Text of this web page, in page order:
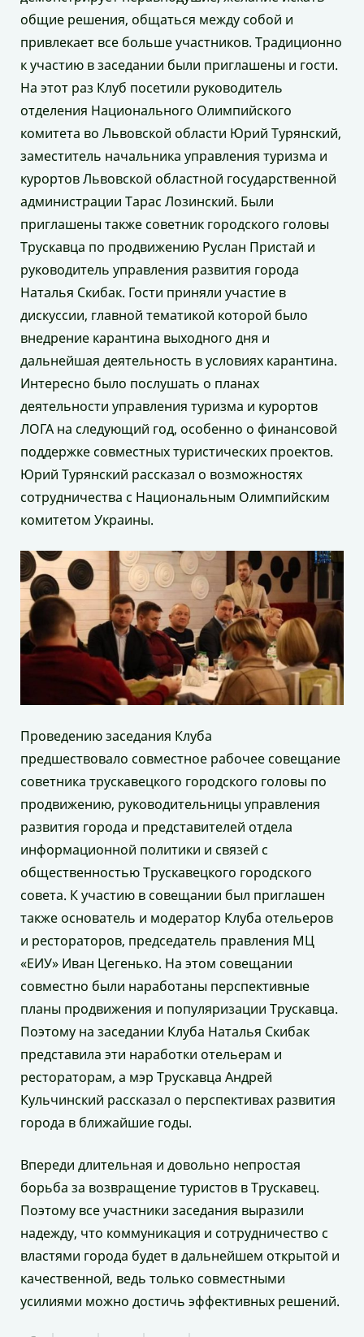
общие решения, общаться между собой и
привлекает все больше участников. Традиционно
к участию в заседании были приглашены и гости.
На этот раз Клуб посетили руководитель
отделения Национального Олимпийского
комитета во Львовской области Юрий Турянский,
заместитель начальника управления туризма и
курортов Львовской областной государственной
администрации Тарас Лозинский. Были
приглашены также советник городского головы
Трускавца по продвижению Руслан Пристай и
руководитель управления развития города
Наталья Скибак. Гости приняли участие в
дискуссии, главной тематикой которой было
внедрение карантина выходного дня и
дальнейшая деятельность в условиях карантина.
Интересно было послушать о планах
деятельности управления туризма и курортов
ЛОГА на следующий год, особенно о финансовой
поддержке совместных туристических проектов.
Юрий Турянский рассказал о возможностях
сотрудничества с Национальным Олимпийским
комитетом Украины.
Проведению заседания Клуба
предшествовало совместное рабочее совещание
советника трускавецкого городского головы по
продвижению, руководительницы управления
развития города и представителей отдела
информационной политики и связей с
общественностью Трускавецкого городского
совета. К участию в совещании был приглашен
также основатель и модератор Клуба отельеров
и рестораторов, председатель правления МЦ
«ЕИУ» Иван Цегенько. На этом совещании
совместно были наработаны перспективные
планы продвижения и популяризации Трускавца.
Поэтому на заседании Клуба Наталья Скибак
представила эти наработки отельерам и
рестораторам, а мэр Трускавца Андрей
Кульчинский рассказал о перспективах развития
города в ближайшие годы.
Впереди длительная и довольно непростая
борьба за возвращение туристов в Трускавец.
Поэтому все участники заседания выразили
надежду, что коммуникация и сотрудничество с
властями города будет в дальнейшем открытой и
качественной, ведь только совместными
усилиями можно достичь эффективных решений.